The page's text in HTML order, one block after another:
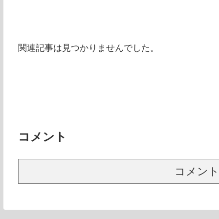
関連記事は見つかりませんでした。
コメント
コメン